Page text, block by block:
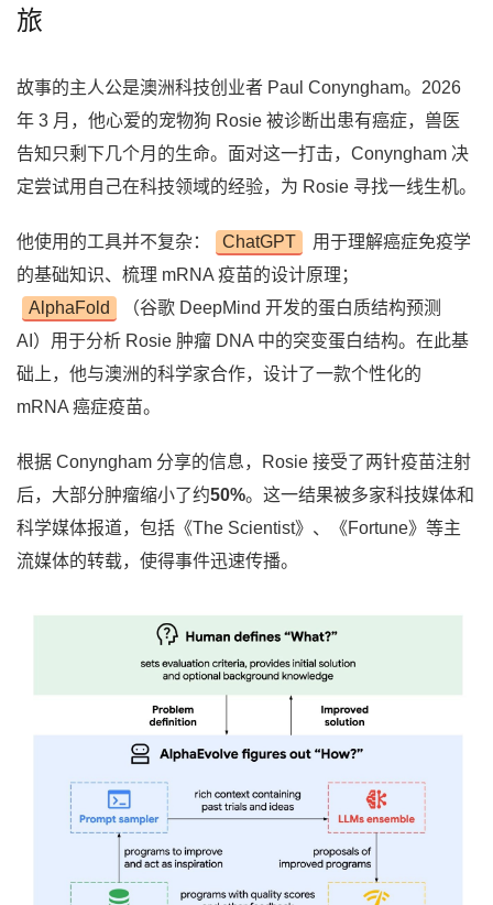
旅
故事的主人公是澳洲科技创业者 Paul Conyngham。2026
年 3 月，他心爱的宠物狗 Rosie 被诊断出患有癌症，兽医
告知只剩下几个月的生命。面对这一打击，Conyngham 决
定尝试用自己在科技领域的经验，为 Rosie 寻找一线生机。
他使用的工具并不复杂： ChatGPT
用于理解癌症免疫学
的基础知识、梳理 mRNA 疫苗的设计原理；
AlphaFold
（谷歌 DeepMind 开发的蛋白质结构预测
AI）用于分析 Rosie 肿瘤 DNA 中的突变蛋白结构。在此基
础上，他与澳洲的科学家合作，设计了一款个性化的
mRNA 癌症疫苗。
根据 Conyngham 分享的信息，Rosie 接受了两针疫苗注射
后，大部分肿瘤缩小了约50%。这一结果被多家科技媒体和
科学媒体报道，包括《The Scientist》、《Fortune》等主
流媒体的转载，使得事件迅速传播。